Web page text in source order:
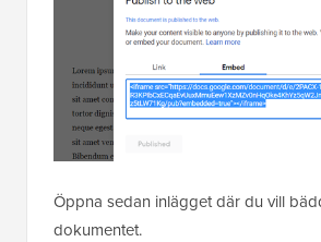
Öppna sedan inlägget där du vill
dokumentet.